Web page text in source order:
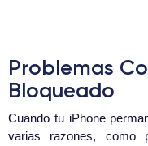
Problemas
Bloqueado
Cuando tu iPhone
varias razones, como